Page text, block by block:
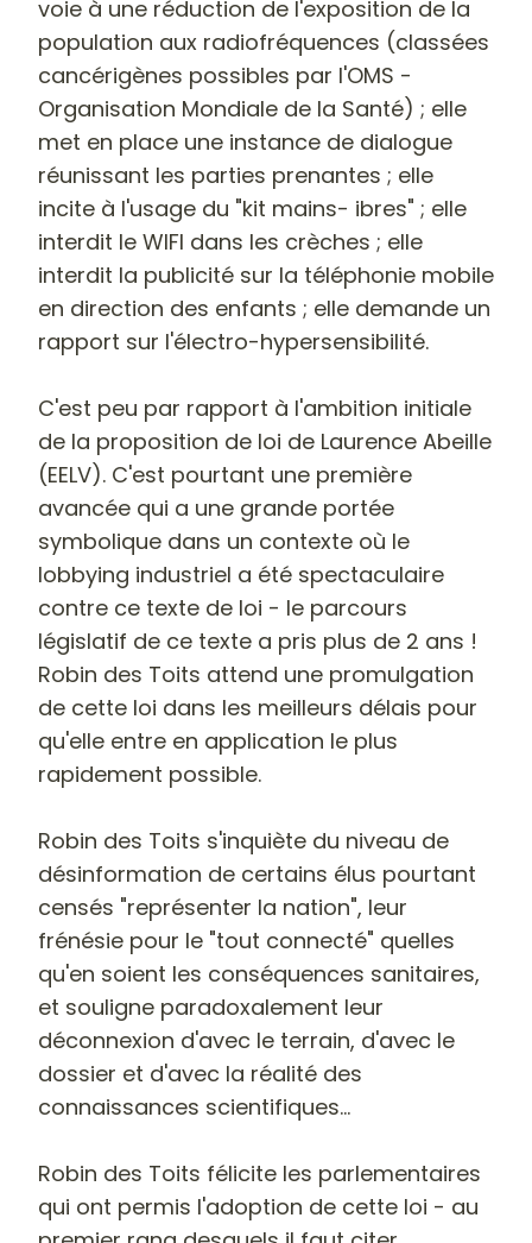
voie à une réduction de l'exposition de la
population aux radiofréquences (classées
cancérigènes possibles par l'OMS -
Organisation Mondiale de la Santé) ; elle
met en place une instance de dialogue
réunissant les parties prenantes ; elle
incite à l'usage du "kit mains- ibres" ; elle
interdit le WIFI dans les crèches ; elle
interdit la publicité sur la téléphonie mobile
en direction des enfants ; elle demande un
rapport sur l'électro-hypersensibilité.
C'est peu par rapport à l'ambition initiale
de la proposition de loi de Laurence Abeille
(EELV). C'est pourtant une première
avancée qui a une grande portée
symbolique dans un contexte où le
lobbying industriel a été spectaculaire
contre ce texte de loi - le parcours
législatif de ce texte a pris plus de 2 ans !
Robin des Toits attend une promulgation
de cette loi dans les meilleurs délais pour
qu'elle entre en application le plus
rapidement possible.
Robin des Toits s'inquiète du niveau de
désinformation de certains élus pourtant
censés "représenter la nation", leur
frénésie pour le "tout connecté" quelles
qu'en soient les conséquences sanitaires,
et souligne paradoxalement leur
déconnexion d'avec le terrain, d'avec le
dossier et d'avec la réalité des
connaissances scientifiques...
Robin des Toits félicite les parlementaires
qui ont permis l'adoption de cette loi - au